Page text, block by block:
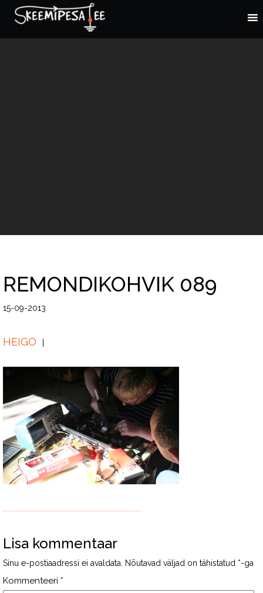
REMONDIKOHVIK 089
15-09-2013
HEIGO
Lisa kommentaar
Sinu e-postiaadressi ei avaldata. Nõutavad väljad on tähistatud *-ga
Kommenteeri *